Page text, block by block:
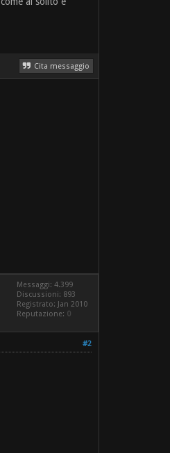
Cita messaggio
Messaggi: 4.399
Discussioni: 893
Registrato: Jan 2010
Reputazione: 0
#2